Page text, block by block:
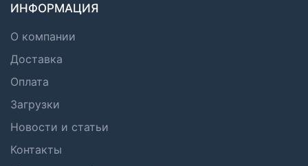
ИНФОРМАЦИЯ
О компании
Доставка
Оплата
Загрузки
Новости и статьи
Контакты